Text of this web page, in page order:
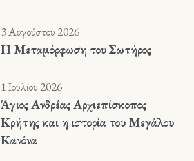
3 Αυγούστου 2026
Η Μεταμόρφωση του Σωτήρος
1 Ιουλίου 2026
Άγιος Ανδρέας Αρχιεπίσκοπος
Κρήτης και η ιστορία του Μεγάλου
Κανόνα